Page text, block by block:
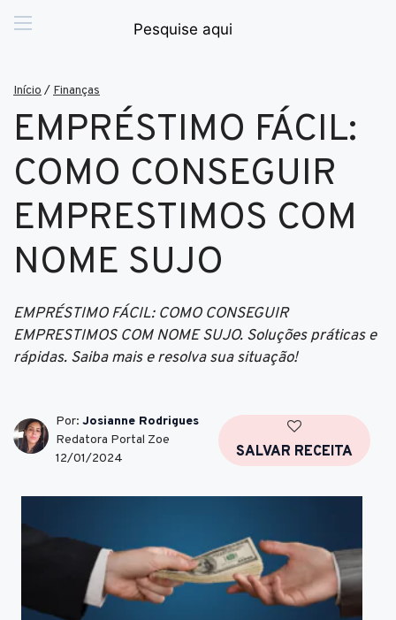
Início / Finanças
EMPRÉSTIMO FÁCIL:
COMO CONSEGUIR
EMPRESTIMOS COM
NOME SUJO
EMPRÉSTIMO FÁCIL: COMO CONSEGUIR
EMPRESTIMOS COM NOME SUJO. Soluções práticas e
rápidas. Saiba mais e resolva sua situação!
Por: Josianne Rodrigues
Redatora Portal Zoe
12/01/2024
SALVAR RECEITA